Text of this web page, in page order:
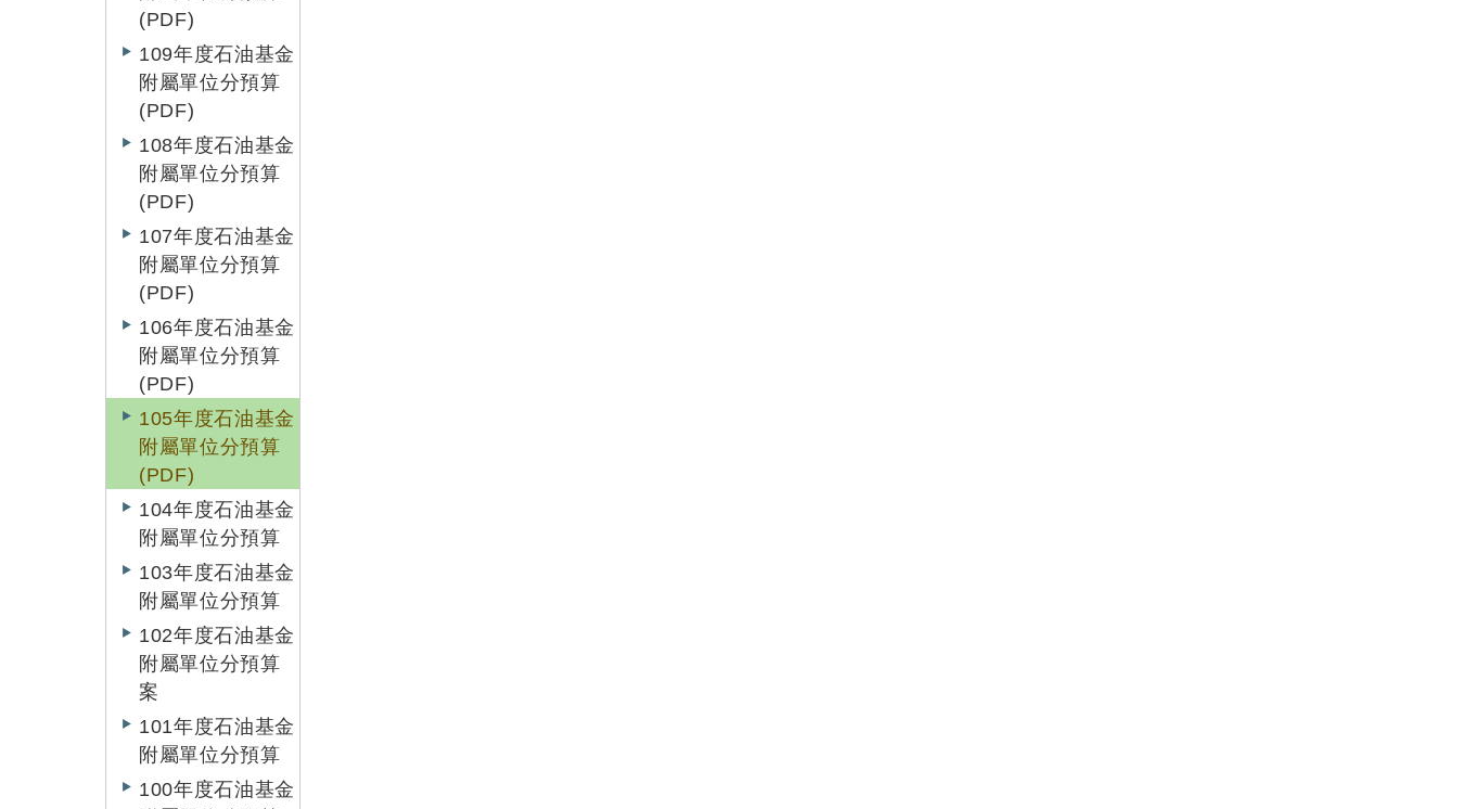
(PDF)
109年度石油基金
附屬單位分預算
(PDF)
108年度石油基金
附屬單位分預算
(PDF)
107年度石油基金
附屬單位分預算
(PDF)
106年度石油基金
附屬單位分預算
(PDF)
105年度石油基金
附屬單位分預算
(PDF)
104年度石油基金
附屬單位分預算
103年度石油基金
附屬單位分預算
102年度石油基金
附屬單位分預算
案
101年度石油基金
附屬單位分預算
100年度石油基金